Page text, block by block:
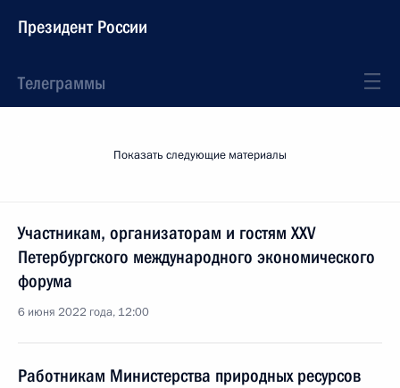
Президент России
Телеграммы
Показать следующие материалы
Участникам, организаторам и гостям ХХV
Петербургского международного экономического
форума
6 июня 2022 года, 12:00
Работникам Министерства природных ресурсов